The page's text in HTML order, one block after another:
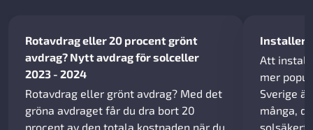
Rotavdrag eller 20 procent grönt
avdrag? Nytt avdrag för solceller
2023 - 2024
Rotavdrag eller grönt avdrag? Med det
gröna avdraget får du dra bort 20
procent av den totala kostnaden när du
Installera
Att
mer
Sverige
många,